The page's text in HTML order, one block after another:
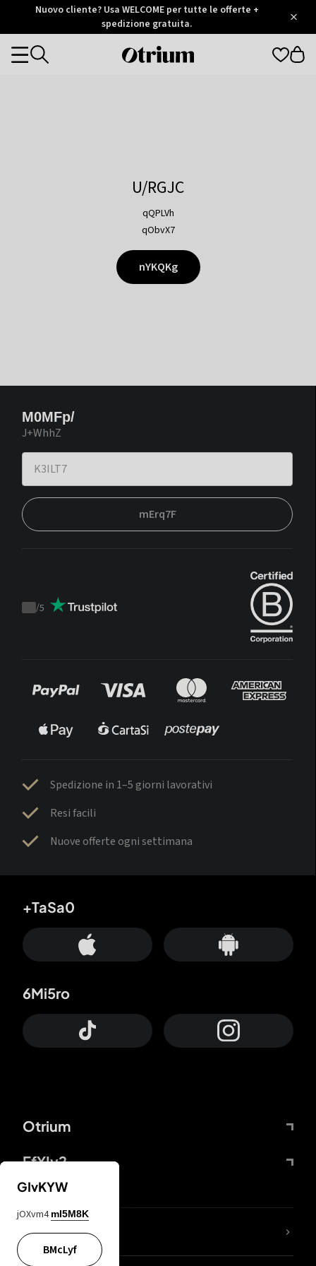
Otrium
Trustpilot
Nuovo cliente? Usa WELCOME per tutte le offerte +
spedizione gratuita.
Otrium
Categories
U/RGJC
qQPLVh
qObvX7
nYKQKg
M0MFp/
J+WhhZ
mErq7F
Trustpilot
/5
Spedizione in 1–5 giorni lavorativi
Resi facili
Nuove offerte ogni settimana
Otrium
FfYIy2
+TaSa0
6Mi5ro
Lj7sBL
GIvKYW
jOXvm4 mI5M8K
BMcLyf